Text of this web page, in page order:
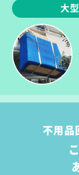
大
不用品